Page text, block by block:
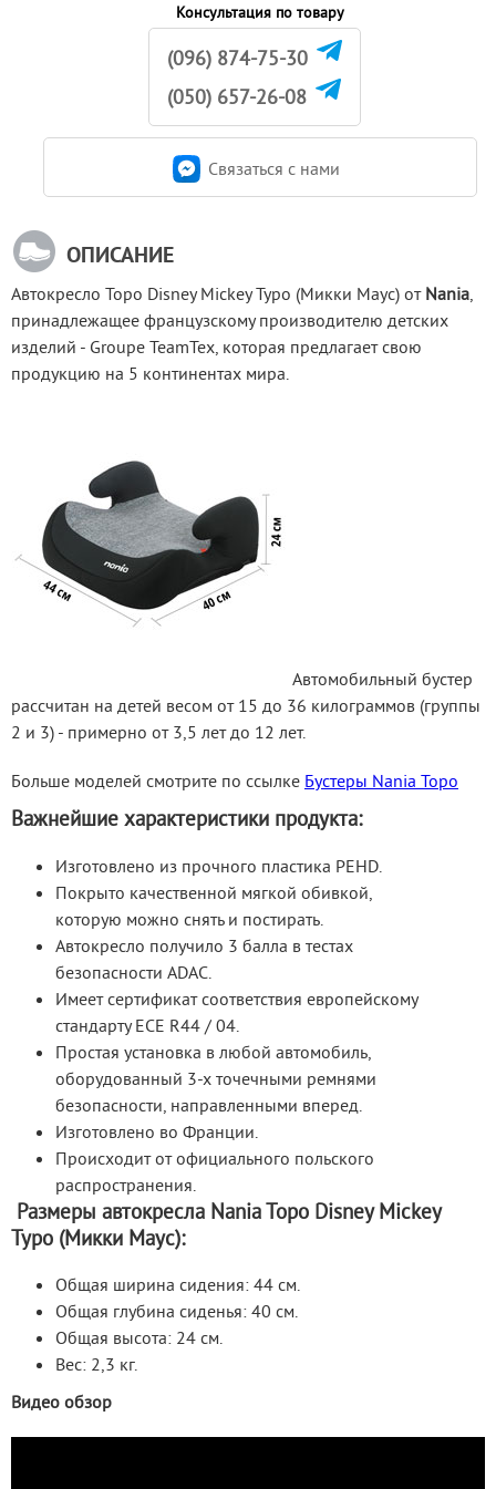
Консультация по товару
(096) 874-75-30
(050) 657-26-08
Связаться c нами
ОПИСАНИЕ
Автокресло Topo Disney Mickey Typo (Микки Маус) от Nania,
принадлежащее французскому производителю детских
изделий - Groupe TeamTex, которая предлагает свою
продукцию на 5 континентах мира.
Автомобильный бустер
рассчитан на детей весом от 15 до 36 килограммов (группы
2 и 3) - примерно от 3,5 лет до 12 лет.
Больше моделей смотрите по ссылке Бустеры Nania Topo
Важнейшие характеристики продукта:
Изготовлено из прочного пластика PEHD.
Покрыто качественной мягкой обивкой,
которую можно снять и постирать.
Автокресло получило 3 балла в тестах
безопасности ADAC.
Имеет сертификат соответствия европейскому
стандарту ECE R44 / 04.
Простая установка в любой автомобиль,
оборудованный 3-х точечными ремнями
безопасности, направленными вперед.
Изготовлено во Франции.
Происходит от официального польского
распространения.
Размеры автокресла Nania Topo Disney Mickey
Typo (Микки Маус):
Общая ширина сидения: 44 см.
Общая глубина сиденья: 40 см.
Общая высота: 24 см.
Вес: 2,3 кг.
Видео обзор